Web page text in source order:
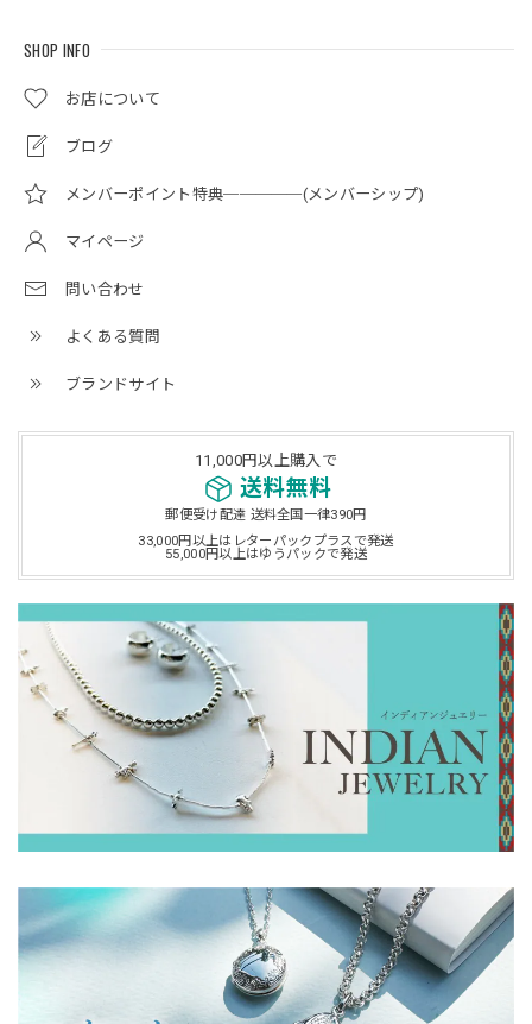
SHOP INFO
お店について
ブログ
メンバーポイント特典─────(メンバーシップ)
マイページ
問い合わせ
よくある質問
ブランドサイト
11,000円以上購入で
送料無料
郵便受け配達 送料全国一律390円
33,000円以上はレターパックプラスで発送
55,000円以上はゆうパックで発送